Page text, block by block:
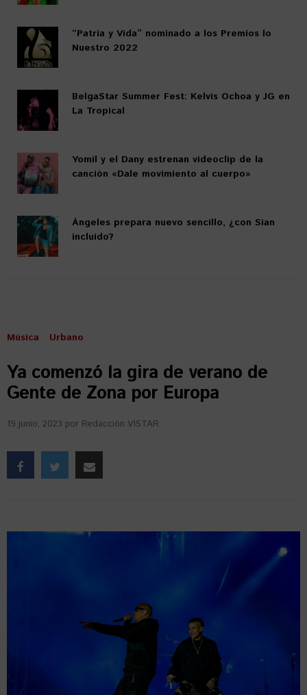
“Patria y Vida” nominado a los Premios lo
Nuestro 2022
BelgaStar Summer Fest: Kelvis Ochoa y JG en
La Tropical
Yomil y el Dany estrenan videoclip de la
canción «Dale movimiento al cuerpo»
Ángeles prepara nuevo sencillo, ¿con Sian
incluido?
Música Urbano
Ya comenzó la gira de verano de
Gente de Zona por Europa
19 junio, 2023 por Redacción VISTAR